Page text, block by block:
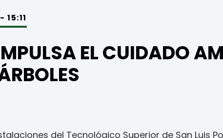
EL CUIDADO
del Tecnológico Superior de San Luis